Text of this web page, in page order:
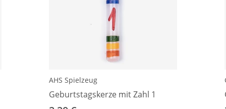
AHS Spielzeug
Geburtstagskerze mit Zahl 1